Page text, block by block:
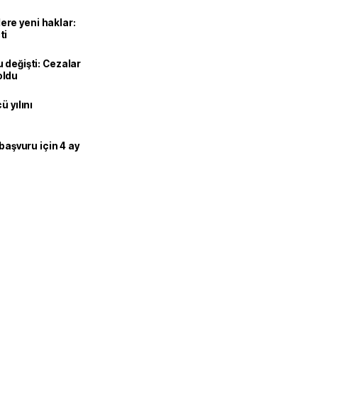
yeni haklar:
değişti: Cezalar
için 4 ay